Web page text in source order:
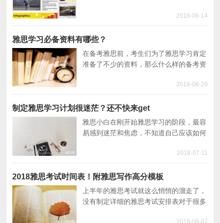
可以为自己获取更多知识，提升英语水平
妥妥的。
2018-06-14
雅思学习必备资料有哪些？
在备考雅思前，考生们为了雅思学习肯定
准备了不少的资料，那么什么样的备考资
从不同的备考阶段介绍一些比较有用的备
考资料。
2018-06-29
制定雅思学习计划很迷茫？还不快来get
雅思小白在刚开始雅思学习的阶段，最容
易感到迷茫和焦虑，不知道自己应该如何
向努力。本文就将教教大家如何规划雅思
学习。
2018-07-11
2018雅思考试时间表！附雅思写作高分模板
上半年的雅思考试就这么悄悄的溜走了，
没有制定详细的雅思考试安排表对于很多
2018-08-07